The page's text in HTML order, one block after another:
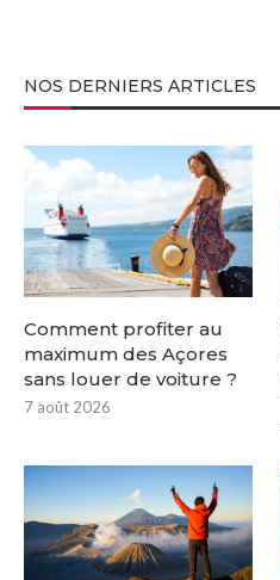
NOS DERNIERS ARTICLES
Comment profiter au
maximum des Açores
sans louer de voiture ?
7 août 2026